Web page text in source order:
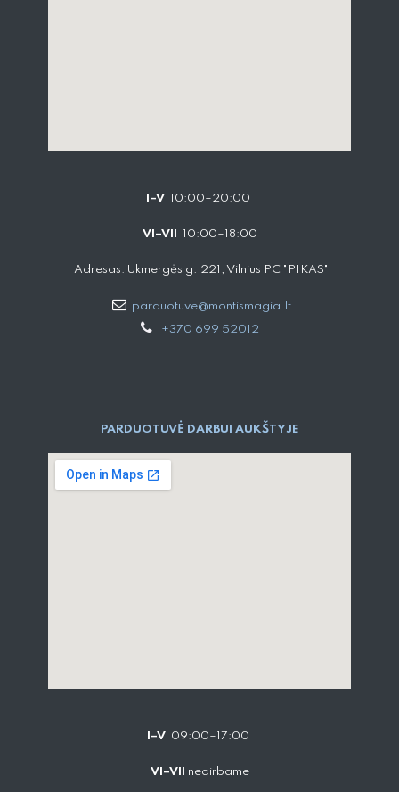
I–V 10:00–20:00
VI–VII 10:00–18:00
Adresas: Ukmergės g. 221, Vilnius PC "PIKAS"
parduotuve@montismagia.lt
+370 699 52012
PARDUOTUVĖ DARBUI AUKŠTYJE
I–V 09:00–17:00
VI–VII nedirbame